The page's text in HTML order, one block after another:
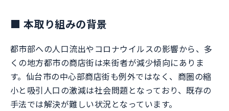
■ 本取り組みの背景
都市部への人口流出やコロナウイルスの影響から、多
くの地方都市の商店街は来街者が減少傾向にありま
す。仙台市の中心部商店街も例外ではなく、商圏の縮
小と吸引人口の激減は社会問題となっており、既存の
手法では解決が難しい状況となっています。